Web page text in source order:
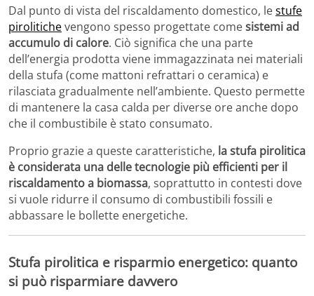
Dal punto di vista del riscaldamento domestico, lestufe
pirolitichevengono spesso progettate comesistemi ad
accumulo di calore. Ciò significa che una parte
dell’energia prodotta viene immagazzinata nei materiali
della stufa (come mattoni refrattari o ceramica) e
rilasciata gradualmente nell’ambiente. Questo permette
di mantenere la casa calda per diverse ore anche dopo
che il combustibile è stato consumato.
Proprio grazie a queste caratteristiche, la stufa pirolitica
è considerata una delle tecnologie più efficienti per il
riscaldamento a biomassa, soprattutto in contesti dove
si vuole ridurre il consumo di combustibili fossili e
abbassare le bollette energetiche.
Stufa pirolitica e risparmio energetico: quanto
si può risparmiare davvero